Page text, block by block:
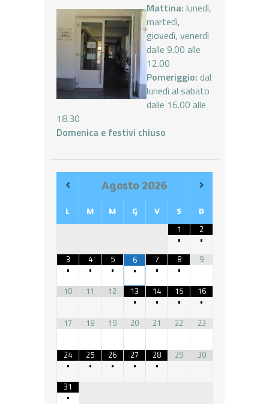
Mattina: lunedì,
martedì,
giovedì, venerdì
dalle 9.00 alle
12.00
Pomeriggio: dal
lunedì al sabato
dalle 16.00 alle
18.30
Domenica e festivi chiuso
Agosto2026
L M M G V S D
1
•
2
•
3
•
4
•
5
•
6
•
7
•
8
•
9
10 11 12
13
•
14
•
15
•
16
•
17
18 19 20 21 22 23
24
•
25
•
26
•
27
•
28
•
29 30
31
•